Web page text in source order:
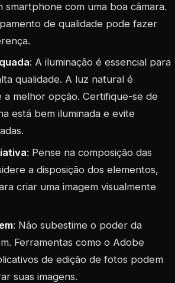
smartphone com uma boa câmara.
de qualidade pode fazer
: A iluminação é essencial para
qualidade. A luz natural é
melhor opção. Certifique-se de
está bem iluminada e evite
: Pense na composição das
a disposição dos elementos,
criar uma imagem visualmente
: Não subestime o poder da
Ferramentas como o Adobe
de edição de fotos podem
suas imagens.